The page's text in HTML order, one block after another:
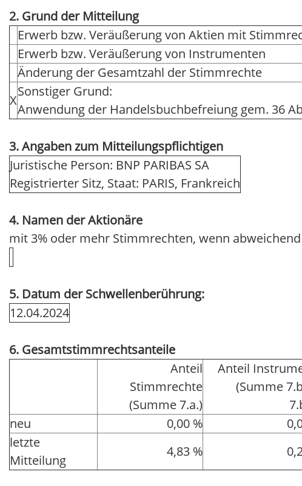
2. Grund der Mitteilung
Erwerb bzw. Veräußerung von Aktien mit
Erwerb bzw. Veräußerung von Instrumenten
Änderung der Gesamtzahl der Stimmrechte
X
Sonstiger Grund:
Anwendung der Handelsbuchbefreiung gem. 36
3. Angaben zum Mitteilungspflichtigen
Juristische Person: BNP PARIBAS SA
Registrierter Sitz, Staat: PARIS, Frankreich
4. Namen der Aktionäre
mit 3% oder mehr Stimmrechten, wenn
5. Datum der Schwellenberührung:
12.04.2024
6. Gesamtstimmrechtsanteile
Anteil
Stimmrechte
(Summe 7.a.)
Anteil
(Summe
neu
0,00 %
letzte
Mitteilung
4,83 %